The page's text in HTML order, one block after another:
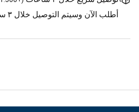
أطلب الآن وسيتم التوصيل خلال ٣ ساعات.